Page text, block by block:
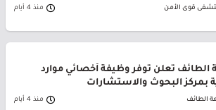
قوى الأمن منذ 4 أيام
الطائف تعلن توفر وظيفة أخصائي موارد
بمركز البحوث والاستشارات
الطائف منذ 4 أيام